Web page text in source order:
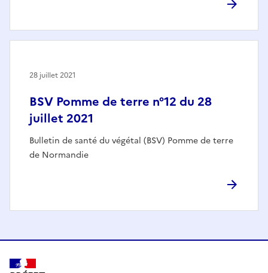
BSV Pomme de terre n°12 du 28
juillet 2021
Bulletin de santé du végétal (BSV) Pomme de terre
de Normandie
28 juillet 2021